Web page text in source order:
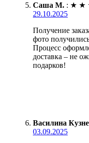
Саша М. : ★ ★
29.10.2025
Получение
фото
Процесс
доставка – не
подарков!
Василина
03.09.2025